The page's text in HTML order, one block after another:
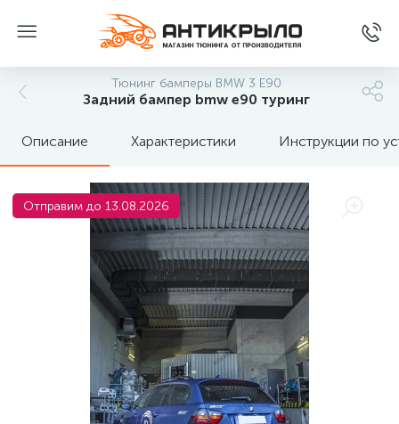
Тюнинг бамперы BMW 3 Е90
Задний бампер bmw e90 туринг
Описание Характеристики Инструкции по
Отправим до 13.08.2026